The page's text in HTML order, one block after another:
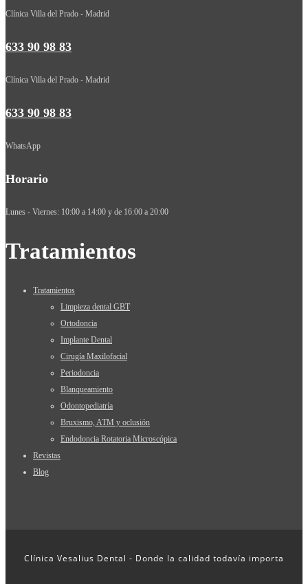
Clínica Villa del Prado - Madrid
633 90 98 83
Clínica Villa del Prado - Madrid
633 90 98 83
WhatsApp
Horario
Lunes - Viernes: 10:00 a 14:00 y de 16:00 a 20:00
Tratamientos
Tratamientos
Limpieza dental GBT
Ortodoncia
Implante Dental
Cirugía Maxilofacial
Periodoncia
Blanqueamiento
Odontopediatría
Bruxismo, ATM y oclusión
Endodoncia Rotatoria Microscópica
Revistas
Blog
Clínica Vesalius Dental - Donde la calidad todavía importa